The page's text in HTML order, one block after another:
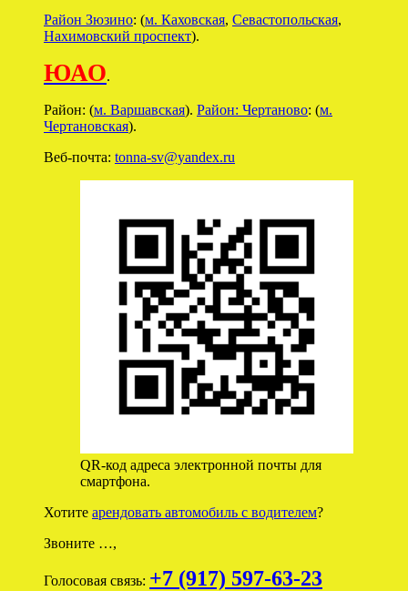
Район Зюзино: (м. Каховская, Севастопольская,
Нахимовский проспект).
ЮАО.
Район: (м. Варшавская). Район: Чертаново: (м.
Чертановская).
Веб-почта: tonna-sv@yandex.ru
QR-код адреса электронной почты для
смартфона.
Хотите арендовать автомобиль с водителем?
Звоните …,
Голосовая связь: +7 (917) 597-63-23